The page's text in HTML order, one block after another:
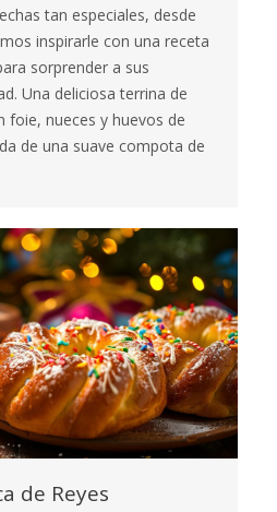
tan especiales, desde
inspirarle con una receta
sorprender a sus
Una deliciosa terrina de
foie, nueces y huevos de
de una suave compota de
de Reyes